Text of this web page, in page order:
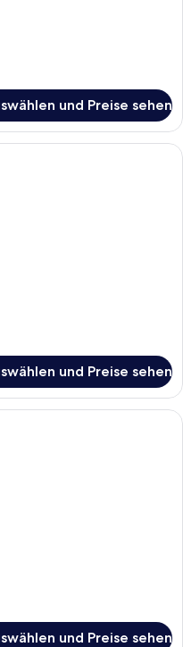
und Preise sehen
modernes Hotelzimmer mit
und Preise sehen
Hotelzimmer mit drei Betten,
und Preise sehen